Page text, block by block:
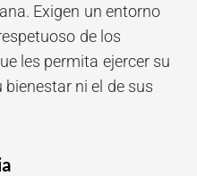
Exigen un entorno
de los
les permita ejercer su
ni el de sus